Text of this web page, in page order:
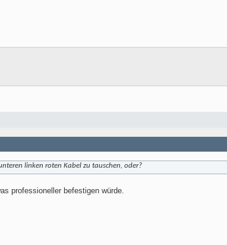
linken roten Kabel zu tauschen, oder?
professioneller befestigen würde.